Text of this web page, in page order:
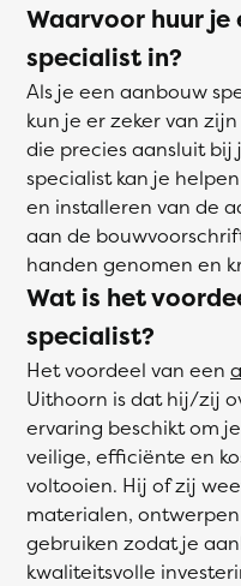
Waarvoor huur je
specialist in?
Als je een aanbouw
kun je er zeker van
die precies aansluit bij
specialist kan je
en installeren van de
aan de
handen genomen en
Wat is het
specialist?
Het voordeel van een
Uithoorn is dat hij/zij
ervaring beschikt om
veilige, efficiënte en
voltooien. Hij of zij
materialen,
gebruiken zodat je
kwaliteitsvolle